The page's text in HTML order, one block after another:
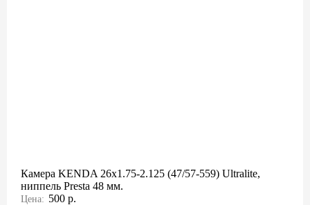
Камера KENDA 26x1.75-2.125 (47/57-559) Ultralite,
ниппель Presta 48 мм.
Цена: 500 р.